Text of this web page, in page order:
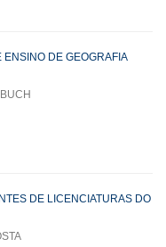
ENSINO DE GEOGRAFIA
DE LICENCIATURAS DO